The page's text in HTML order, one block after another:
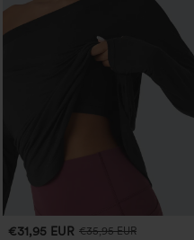
€31,95 EUR €35,95 EUR